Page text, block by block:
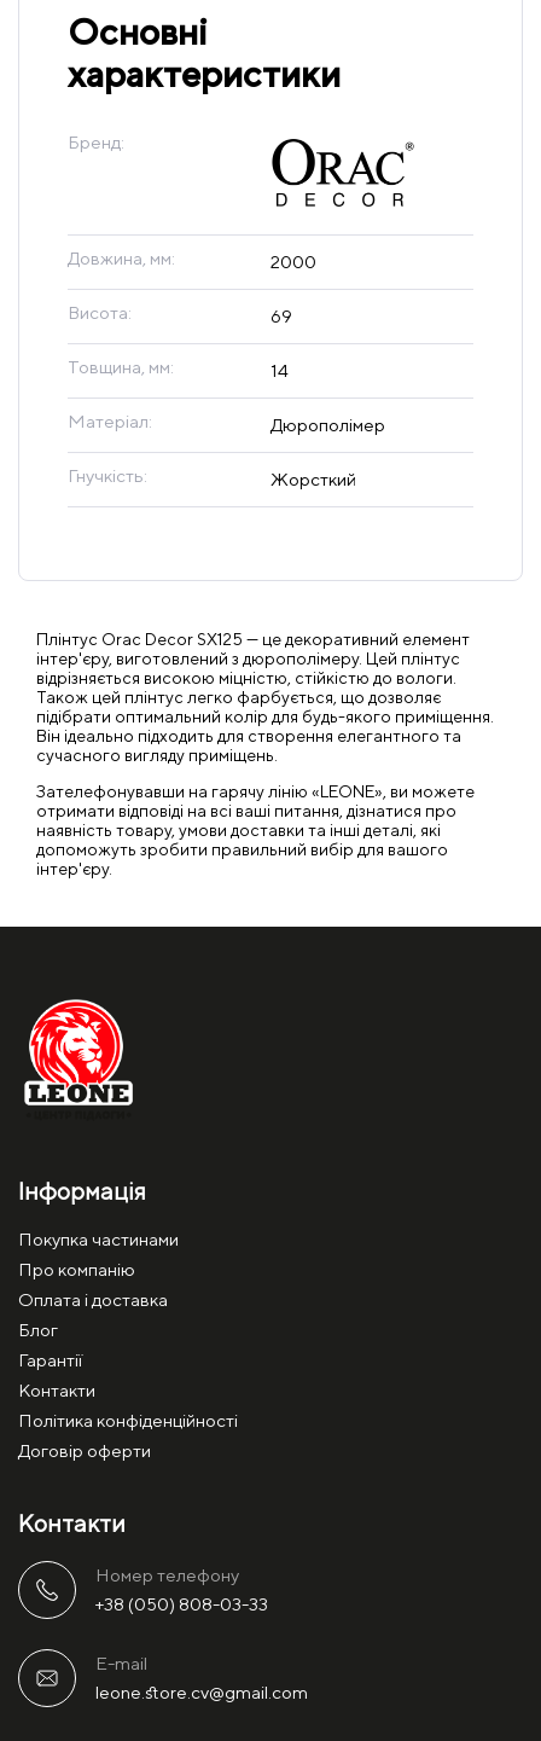
Основні
характеристики
Бренд:
Довжина, мм: 2000
Висота: 69
Товщина, мм: 14
Матеріал: Дюрополімер
Гнучкість: Жорсткий
Плінтус Orac Decor SX125 — це декоративний елемент
інтер'єру, виготовлений з дюрополімеру. Цей плінтус
відрізняється високою міцністю, стійкістю до вологи.
Також цей плінтус легко фарбується, що дозволяє
підібрати оптимальний колір для будь-якого приміщення.
Він ідеально підходить для створення елегантного та
сучасного вигляду приміщень.
Зателефонувавши на гарячу лінію «LEONE», ви можете
отримати відповіді на всі ваші питання, дізнатися про
наявність товару, умови доставки та інші деталі, які
допоможуть зробити правильний вибір для вашого
інтер'єру.
Інформація
Покупка частинами
Про компанію
Оплата і доставка
Блог
Гарантії
Контакти
Політика конфіденційності
Договір оферти
Контакти
Номер телефону
+38 (050) 808-03-33
E-mail
leone.store.cv@gmail.com